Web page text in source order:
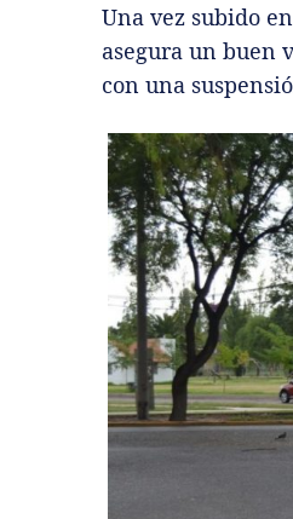
Una vez subido
asegura un buen
con una